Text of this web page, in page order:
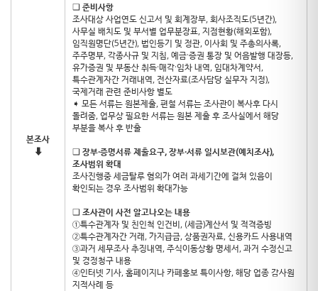
본조사
⬇
❑ 준비사항
조사대상 사업연도 신고서 및 회계장부, 회사조직도(5년간),
사무실 배치도 및 부서별 업무분장표, 지점현황(해외포함),
임직원명단(5년간), 법인등기 및 정관, 이사회 및 주총의사록,
주주명부, 각종사규 및 지침, 예금·증권 통장 및 어음발행 대장등,
유가증권 및 부동산 취득·매각·임차 내역, 임대차계약서,
특수관계자간 거래내역, 전산자료(조사담당 실무자 지정),
국제거래 관련 준비사항 별도
➧ 모든 서류는 원본제출, 편철 서류는 조사관이 복사후 다시
돌려줌, 업무상 필요한 서류는 원본 제출 후 조사실에서 해당
부분을 복사 후 반출
❑ 장부∙증명서류 제출요구, 장부∙서류 일시보관(예치조사),
조사범위 확대
조사진행중 세금탈루 혐의가 여러 과세기간에 걸쳐 있음이
확인되는 경우 조사범위 확대가능
❑ 조사관이 사전 알고나오는 내용
①특수관계자 및 친인척 인건비, (세금)계산서 및 적격증빙
②특수관계자간 거래, 가지급금, 상품권자료, 신용카드 사용내역
③과거 세무조사 추징내역, 주식이동상황 명세서, 과거 수정신고
및 경정청구 내용
④인터넷 기사, 홈페이지나 카페홍보 특이사항, 해당 업종 감사원
지적사례 등